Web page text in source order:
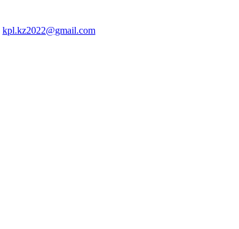
kpl.kz2022@gmail.com